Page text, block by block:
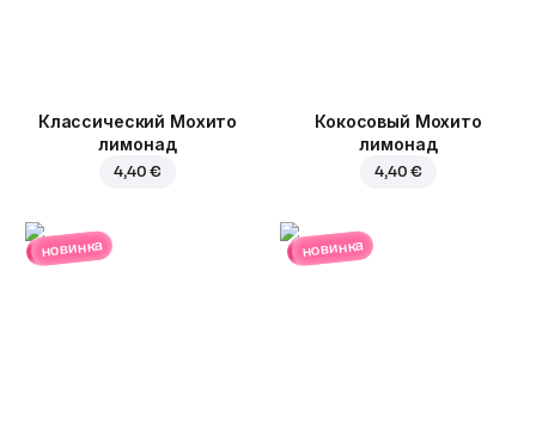
Классический Мохито
лимонад
4,40 €
Кокосовый Мохито
лимонад
4,40 €
новинка новинка